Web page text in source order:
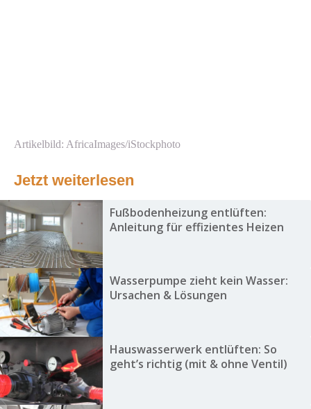
Artikelbild: AfricaImages/iStockphoto
Jetzt weiterlesen
Fußbodenheizung entlüften:
Anleitung für effizientes Heizen
Wasserpumpe zieht kein Wasser:
Ursachen & Lösungen
Hauswasserwerk entlüften: So
geht’s richtig (mit & ohne Ventil)